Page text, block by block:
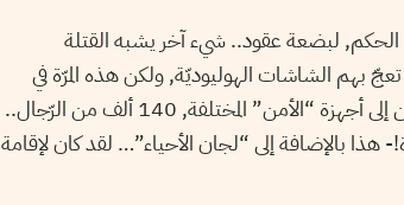
لبضعة عقود.. شيء آخر يشبه القتلة
بهم الشاشات الهوليوديّة, ولكن هذه المرّة في
شكل إنتاج ضخم… في ظرف وجيز, بضعة سنين, صار عدد المنتسبين إلى أجهزة “الأمن” المختلفة, 140 ألف من الرّجال..
بالإضافة إلى “لجان الأحياء”… لقد كان لإقامة